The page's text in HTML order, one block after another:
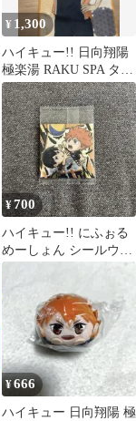
¥ 1,300
ハイキュー!! 日向翔陽
極楽湯 RAKU SPA タオ
ル
¥700
ハイキュー!! にふぉる
めーしょん シールウエ
ハース 排球レア 極
¥666
ハイキュー 日向翔陽 極